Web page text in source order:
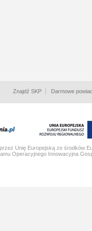
Znajdź SKP Darmowe
Unię Europejską ze środków
Operacyjnego Innowacyjna